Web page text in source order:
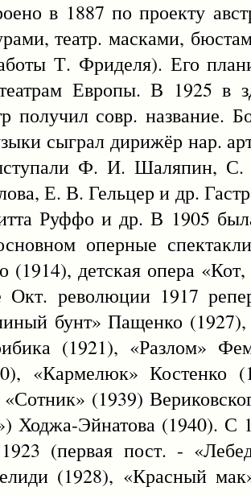
в 1887 по проекту
театр. масками,
Т. Фриделя). Его
Европы. В 1925 в
получил совр.
сыграл дирижёр нар.
Ф. И.
Е. В. Гельцер и др.
Руффо и др. В 1905
оперные
(1914), детская опера
революции 1917
бунт» Пащенко
(1921), «Разлом»
«Кармелюк»
(1939)
Ходжа-Эйнатова (1940). С
(первая пост. -
(1928), «Красный